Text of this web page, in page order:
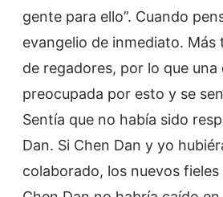
gente para ello”. Cuando
evangelio de inmediato.
de regadores, por lo que
preocupada por esto y se
Sentía que no había sido
Dan. Si Chen Dan y yo
colaborado, los nuevos